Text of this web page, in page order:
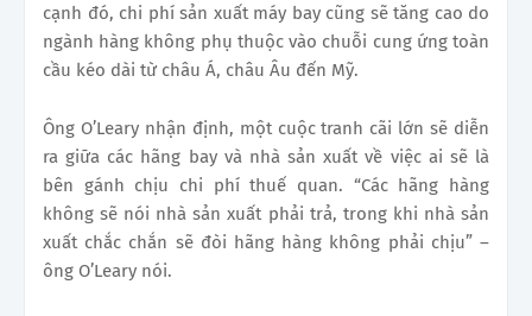
cạnh đó, chi phí sản xuất máy bay cũng sẽ tăng cao do
ngành hàng không phụ thuộc vào chuỗi cung ứng toàn
cầu kéo dài từ châu Á, châu Âu đến Mỹ.
Ông O’Leary nhận định, một cuộc tranh cãi lớn sẽ diễn
ra giữa các hãng bay và nhà sản xuất về việc ai sẽ là
bên gánh chịu chi phí thuế quan. “Các hãng hàng
không sẽ nói nhà sản xuất phải trả, trong khi nhà sản
xuất chắc chắn sẽ đòi hãng hàng không phải chịu” –
ông O’Leary nói.